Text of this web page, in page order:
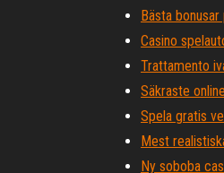
Bästa
Casino
Trattamento
Säkraste
Spela gratis
Mest
Ny soboba